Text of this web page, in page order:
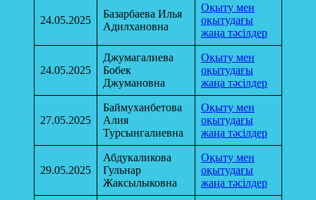
24.05.2025
Базарбаева Илья
Адилхановна
Оқыту мен
оқытудағы
жаңа тәсілдер
24.05.2025
Джумагалиева
Бобек
Джумановна
Оқыту мен
оқытудағы
жаңа тәсілдер
27.05.2025
Баймуханбетова
Алия
Турсынгалиевна
Оқыту мен
оқытудағы
жаңа тәсілдер
29.05.2025
Абдукаликова
Гульнар
Жаксылыковна
Оқыту мен
оқытудағы
жаңа тәсілдер